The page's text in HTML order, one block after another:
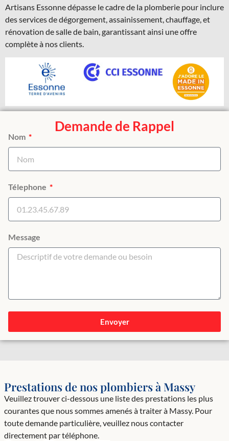
Artisans Essonne dépasse le cadre de la plomberie pour inclure
des services de dégorgement, assainissement, chauffage, et
rénovation de salle de bain, garantissant ainsi une offre
complète à nos clients.
Demande de Rappel
Nom
Télephone
Message
Envoyer
Prestations de nos plombiers à Massy
Veuillez trouver ci-dessous une liste des prestations les plus
courantes que nous sommes amenés à traiter à Massy. Pour
toute demande particulière, veuillez nous contacter
directement par téléphone.